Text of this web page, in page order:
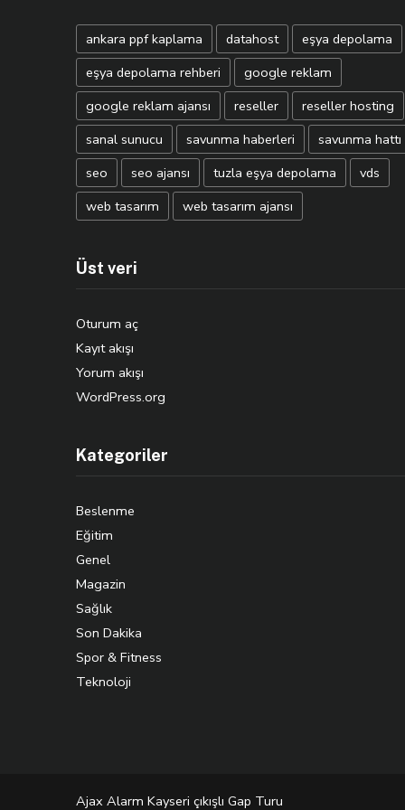
ankara ppf kaplama datahost
eşya depolama
eşya depolama rehberi
google reklam
google reklam ajansı
reseller
reseller hosting
sanal sunucu
savunma haberleri
savunma hattı
seo
seo ajansı tuzla eşya depolama
vds
web tasarım
web tasarım ajansı
Üst veri
Oturum aç
Kayıt akışı
Yorum akışı
WordPress.org
Kategoriler
Beslenme
Eğitim
Genel
Magazin
Sağlık
Son Dakika
Spor & Fitness
Teknoloji
Ajax Alarm Kayseri çıkışlı Gap Turu